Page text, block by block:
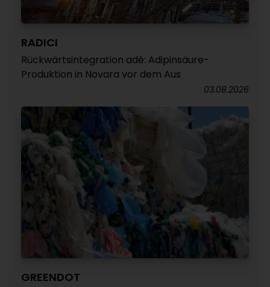
RADICI
Rückwärtsintegration adé: Adipinsäure-
Produktion in Novara vor dem Aus
03.08.2026
GREENDOT